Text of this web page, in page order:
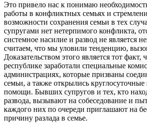
Это привело нас к понимаю
работы в конфликтных семьях и
возможности сохранения семьи в тех
супругами нет нетерпимого конфликта,
системное насилие и развод не является
считаем, что мы уловили тенденцию,
Доказательством этого является тот факт,
республике заработали специальные
администрациях, которые призваны
семьи, а также открылись
помощи. Бывших супругов и тех, кто
развода, вызывают на собеседование и
каждого них по очереди приглашают на
причину разлада в семье.